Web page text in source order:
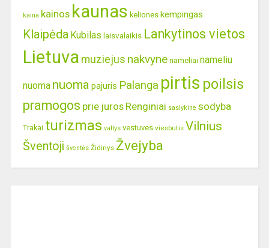
kaina kainos kaunas keliones kempingas
Klaipėda Kubilas laisvalaikis Lankytinos vietos
Lietuva muziejus nakvyne nameliai nameliu
nuoma nuoma pajuris Palanga pirtis poilsis
pramogos prie juros Renginiai saslykine sodyba
Trakai turizmas valtys vestuves viesbutis Vilnius
Šventoji šventės Židinys Žvejyba